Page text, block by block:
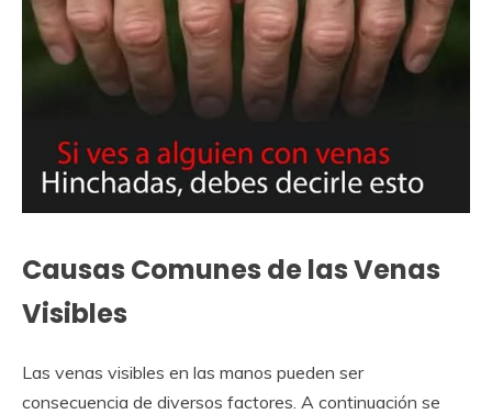
Causas Comunes de las Venas
Visibles
Las venas visibles en las manos pueden ser
consecuencia de diversos factores. A continuación se